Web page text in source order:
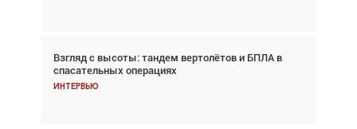
Взгляд с высоты: тандем вертолётов и БПЛА в
спасательных операциях
Интервью
Частный самолёт – это актив. Подходите к
покупке соответствующим образом
Интервью